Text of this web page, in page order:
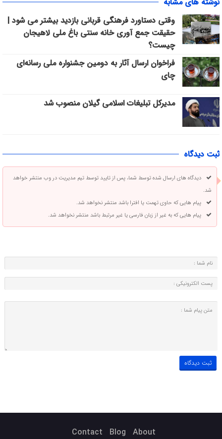
وقتی دستاورد فرهنگی قربانی بازدید بیشتر می شود |
حقیقت جمع آوری خانه سنتی باغ ملی لاهیجان
چیست؟
فراخوان ارسال آثار به دومین جشنواره ملی رسانه‌ای
چای
مدیرکل تبلیغات اسلامی گیلان منصوب شد
ثبت دیدگاه
دیدگاه های ارسال شده توسط شما، پس از تایید توسط تیم مدیریت در وب منتشر خواهد
شد.
پیام هایی که حاوی تهمت یا افترا باشد منتشر نخواهد شد.
پیام هایی که به غیر از زبان فارسی یا غیر مرتبط باشد منتشر نخواهد شد.
About
Blog
Contact